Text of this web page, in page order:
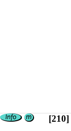
[210]